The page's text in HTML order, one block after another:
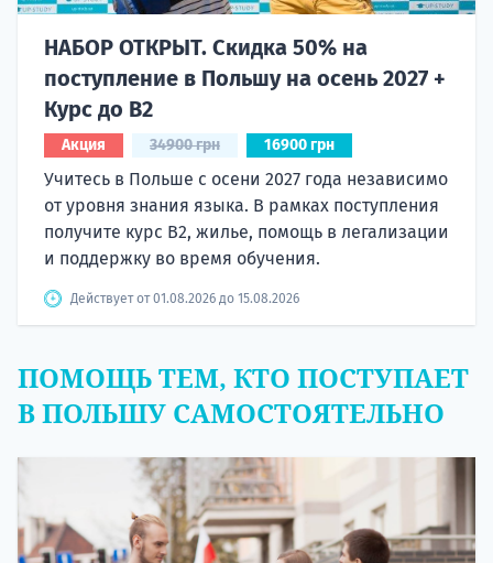
НАБОР ОТКРЫТ. Скидка 50% на
поступление в Польшу на осень 2027 +
Курс до B2
Акция 34900 грн 16900 грн
Учитесь в Польше с осени 2027 года независимо
от уровня знания языка. В рамках поступления
получите курс B2, жилье, помощь в легализации
и поддержку во время обучения.
Действует от 01.08.2026 до 15.08.2026
ПОМОЩЬ ТЕМ, КТО ПОСТУПАЕТ
В ПОЛЬШУ САМОСТОЯТЕЛЬНО